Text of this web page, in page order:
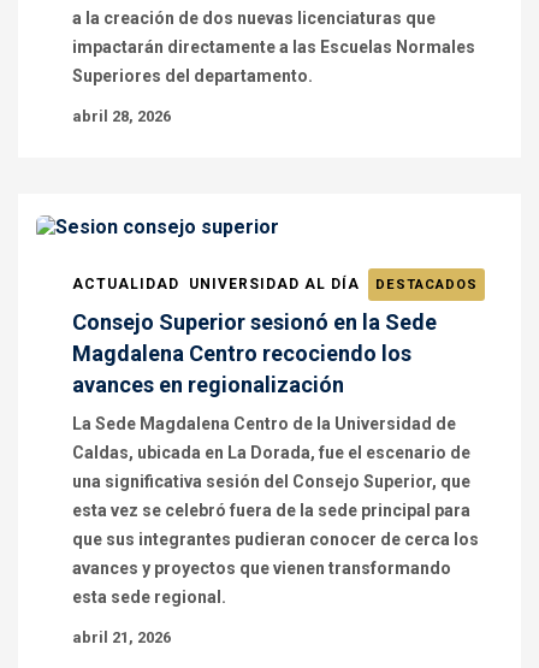
a la creación de dos nuevas licenciaturas que
impactarán directamente a las Escuelas Normales
Superiores del departamento.
abril 28, 2026
ACTUALIDAD UNIVERSIDAD AL DÍA DESTACADOS
Consejo Superior sesionó en la Sede
Magdalena Centro recociendo los
avances en regionalización
La Sede Magdalena Centro de la Universidad de
Caldas, ubicada en La Dorada, fue el escenario de
una significativa sesión del Consejo Superior, que
esta vez se celebró fuera de la sede principal para
que sus integrantes pudieran conocer de cerca los
avances y proyectos que vienen transformando
esta sede regional.
abril 21, 2026